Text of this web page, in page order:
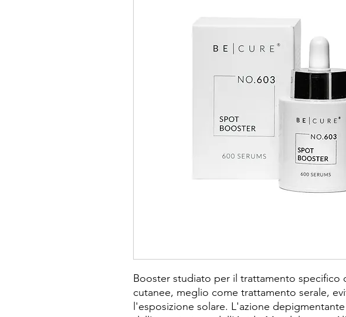
Booster studiato per il trattamento specifico
cutanee, meglio come trattamento serale,
l'esposizione solare. L'azione